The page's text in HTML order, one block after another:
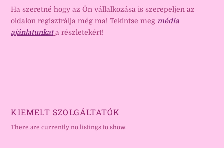
Ha szeretné hogy az Ön vállalkozása is szerepeljen az
oldalon regisztrálja még ma! Tekintse megmédia
ajánlatunkat a részletekért!
KIEMELT SZOLGÁLTATÓK
There are currently no listings to show.